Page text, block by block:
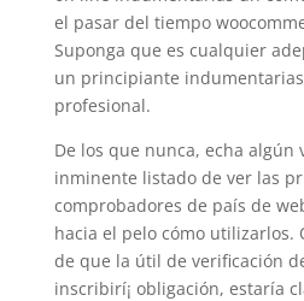
el pasar del tiempo
Suponga que es cualquier
un principiante
profesional.
De los que nunca, echa algún
inminente listado de ver las
comprobadores de país de
hacia el pelo cómo utilizarlos.
de que la útil de verificación
inscribirí¡ obligación, estaría